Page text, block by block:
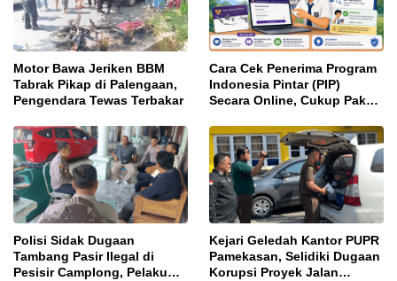
Motor Bawa Jeriken BBM
Tabrak Pikap di Palengaan,
Pengendara Tewas Terbakar
Cara Cek Penerima Program
Indonesia Pintar (PIP)
Secara Online, Cukup Pakai
Polisi Sidak Dugaan
Tambang Pasir Ilegal di
Pesisir Camplong, Pelaku
Kejari Geledah Kantor PUPR
Pamekasan, Selidiki Dugaan
Korupsi Proyek Jalan